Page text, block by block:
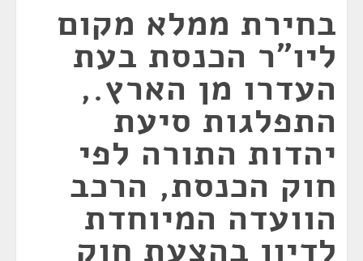
בחירת ממלא מקום
ליו"ר הכנסת בעת
העדרו מן הארץ.,
התפלגות סיעת
יהדות התורה לפי
חוק הכנסת, הרכב
הוועדה המיוחדת
לדיון בהצעת חוק